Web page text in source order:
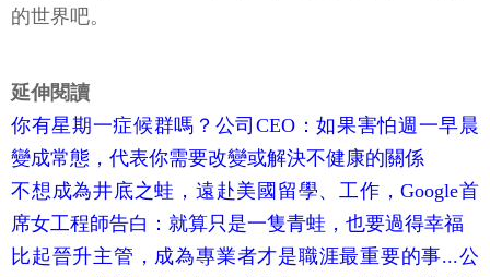
的世界吧。
延伸閱讀
你有星期一症候群嗎？公司CEO：如果害怕週一早晨
變成常態，代表你需要改變或解決不健康的關係
不想成為井底之蛙，遠赴美國留學、工作，Google首
席女工程師告白：就算只是一隻青蛙，也要過得幸福
比起晉升主管，成為專業者才是職涯最重要的事...公